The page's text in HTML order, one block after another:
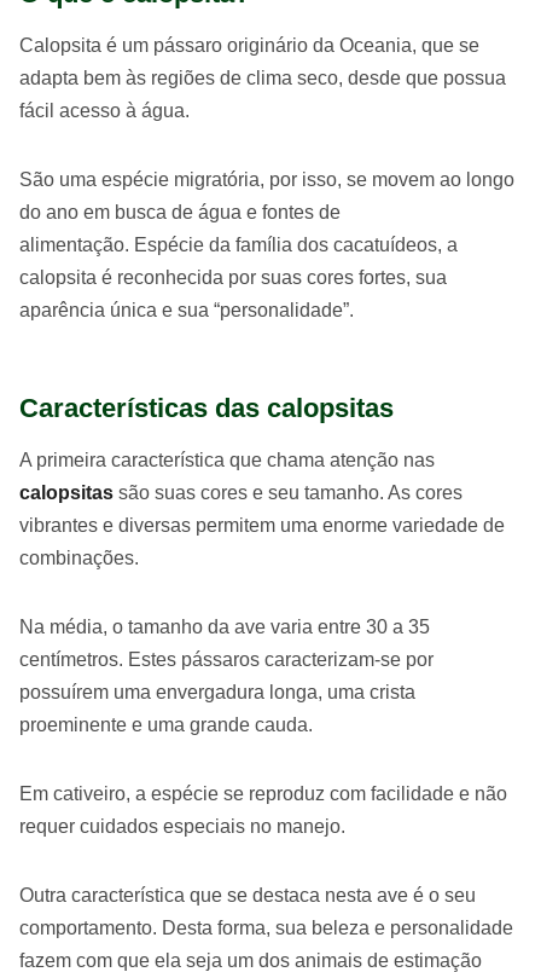
Calopsita é um pássaro originário da Oceania, que se
adapta bem às regiões de clima seco, desde que possua
fácil acesso à água.
São uma espécie migratória, por isso, se movem ao longo
do ano em busca de água e fontes de
alimentação. Espécie da família dos cacatuídeos, a
calopsita é reconhecida por suas cores fortes, sua
aparência única e sua “personalidade”.
Características das calopsitas
A primeira característica que chama atenção nas
calopsitas são suas cores e seu tamanho. As cores
vibrantes e diversas permitem uma enorme variedade de
combinações.
Na média, o tamanho da ave varia entre 30 a 35
centímetros. Estes pássaros caracterizam-se por
possuírem uma envergadura longa, uma crista
proeminente e uma grande cauda.
Em cativeiro, a espécie se reproduz com facilidade e não
requer cuidados especiais no manejo.
Outra característica que se destaca nesta ave é o seu
comportamento. Desta forma, sua beleza e personalidade
fazem com que ela seja um dos animais de estimação